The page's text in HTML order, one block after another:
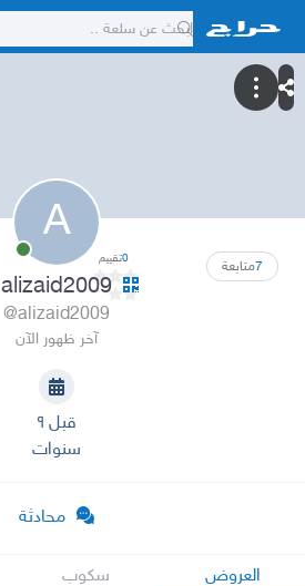
A
7متابعة 0تقييم
alizaid2009
@alizaid2009
آخر ظهور الآن
قبل ٩
سنوات
محادثة
العروض سكوب